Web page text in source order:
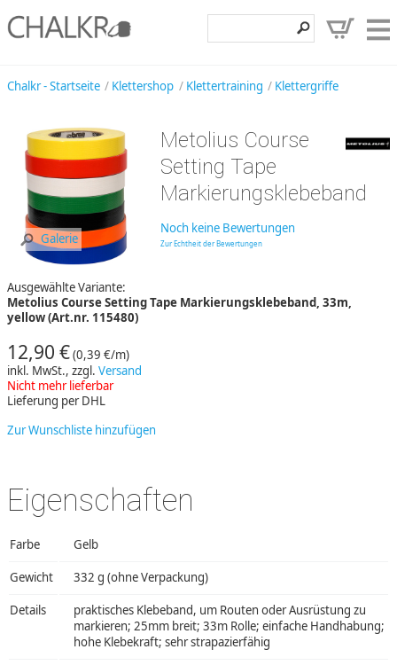
Klettershop
Entdecken
Angebote
Hilfe, Kontakt
Chalkr - Startseite Klettershop Klettertraining Klettergriffe
Galerie
Metolius Course
Setting Tape
Markierungsklebeband
Noch keine Bewertungen
Zur Echtheit der Bewertungen
Ausgewählte Variante:
Metolius Course Setting Tape Markierungsklebeband, 33m,
yellow (Art.nr. 115480)
12,90 €(0,39 €/m)
inkl. MwSt., zzgl. Versand
Nicht mehr lieferbar
Lieferung per DHL
Zur Wunschliste hinzufügen
Eigenschaften
Farbe Gelb
Gewicht 332 g (ohne Verpackung)
Details
praktisches Klebeband, um Routen oder Ausrüstung zu
markieren; 25mm breit; 33m Rolle; einfache Handhabung;
hohe Klebekraft; sehr strapazierfähig